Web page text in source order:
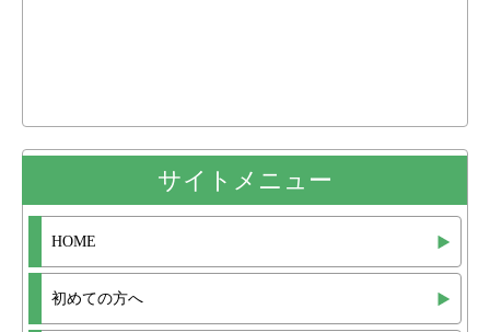
サイトメニュー
HOME
初めての方へ